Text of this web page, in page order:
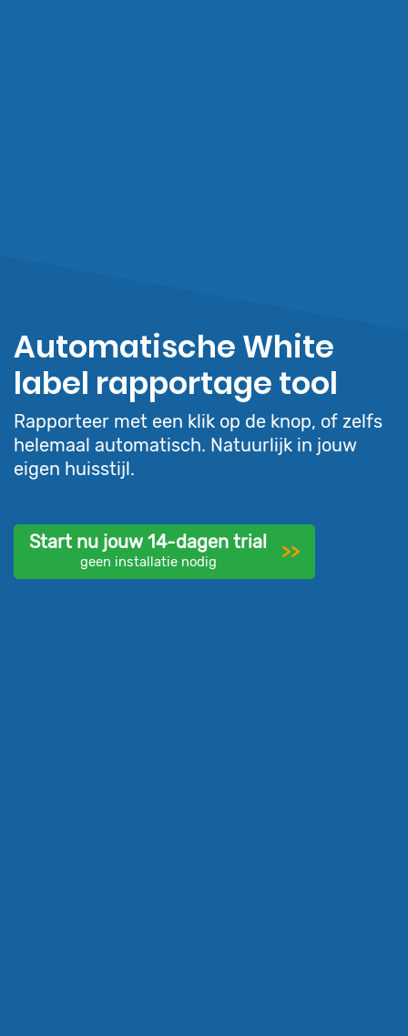
Automatische White
label rapportage tool
Rapporteer met een klik op de knop, of zelfs
helemaal automatisch. Natuurlijk in jouw
eigen huisstijl.
Start nu jouw 14-dagen trial
geen installatie nodig >>